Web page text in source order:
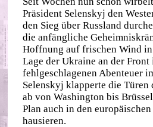
Präsident Selenskyj den
den Sieg über Russland
die anfängliche
Hoffnung auf frischen Wind in
Lage der Ukraine an der Front
fehlgeschlagenen Abenteuer
Selenskyj klapperte die Türen
ab von Washington bis
Plan auch in den
hausieren.